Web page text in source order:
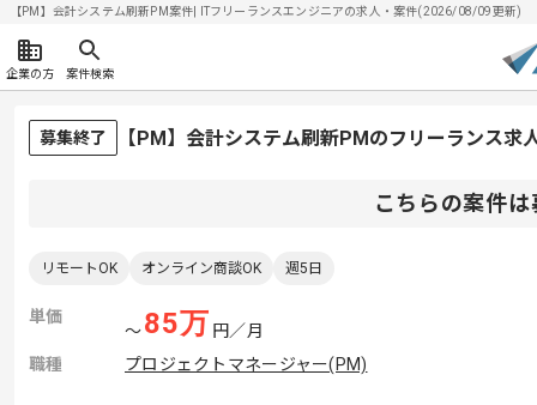
【PM】会計システム刷新PM案件| ITフリーランスエンジニアの求人・案件(2026/08/09更新)
企業の方 案件検索
募集終了 【PM】会計システム刷新PMのフリーランス求
こちらの案件
リモートOK オンライン商談OK 週5日
単価
〜85万 円／月
職種
プロジェクトマネージャー(PM)